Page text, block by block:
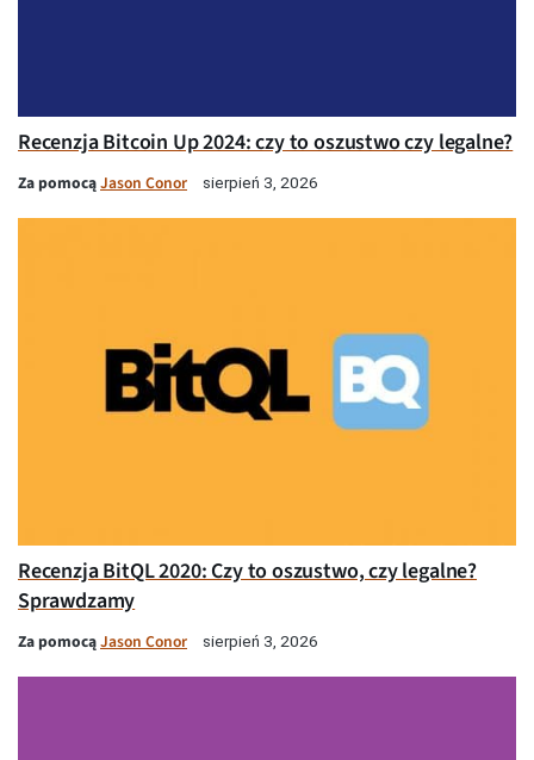
Recenzja Bitcoin Up 2024: czy to oszustwo czy legalne?
Za pomocąJason Conor sierpień 3, 2026
Recenzja BitQL 2020: Czy to oszustwo, czy legalne?
Sprawdzamy
Za pomocąJason Conor sierpień 3, 2026